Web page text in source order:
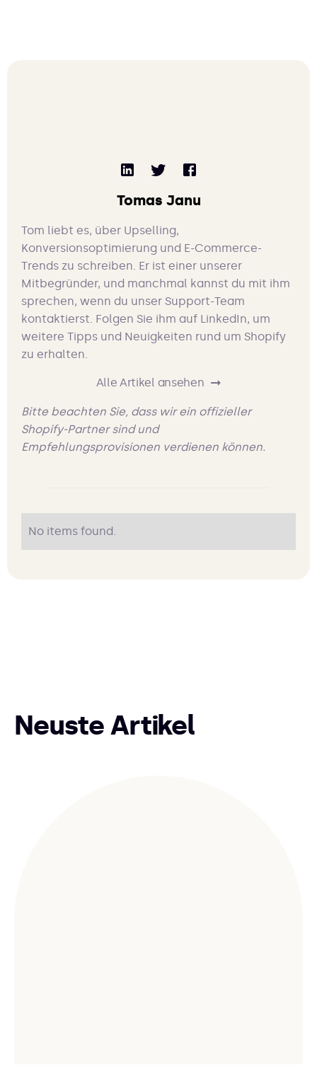
Tomas Janu
Tom liebt es, über Upselling,
Konversionsoptimierung und E-Commerce-
Trends zu schreiben. Er ist einer unserer
Mitbegründer, und manchmal kannst du mit ihm
sprechen, wenn du unser Support-Team
kontaktierst. Folgen Sie ihm auf LinkedIn, um
weitere Tipps und Neuigkeiten rund um Shopify
zu erhalten.
Alle Artikel ansehen
Bitte beachten Sie, dass wir ein offizieller
Shopify-Partner sind und
Empfehlungsprovisionen verdienen können.
No items found.
Neuste Artikel